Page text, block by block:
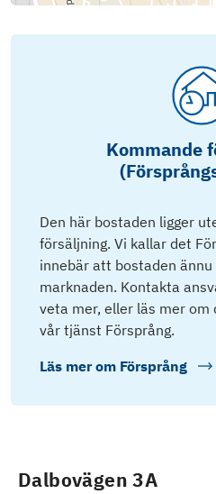
Kommande
Den här bostaden ligger
försäljning. Vi kallar det
innebär att bostaden
marknaden. Kontakta
veta mer, eller läs mer om
vår tjänst Försprång.
Läs mer om Försprång
Dalbovägen 3A